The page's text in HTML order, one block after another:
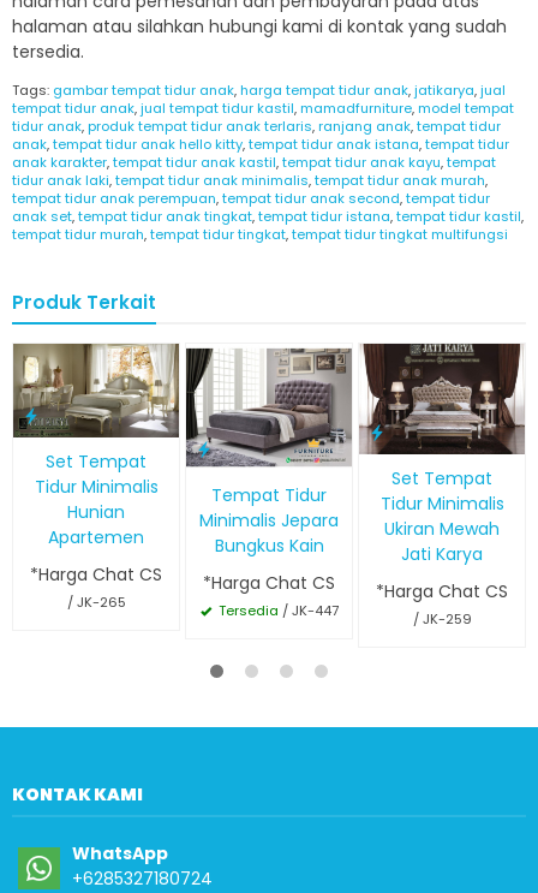
halaman atau silahkan hubungi kami di kontak yang sudah
tersedia.
Tags: gambar tempat tidur anak,harga tempat tidur anak,jatikarya,jual
tempat tidur anak,jual tempat tidur kastil,mamadfurniture,model tempat
tidur anak,produk tempat tidur anak terlaris,ranjang anak,tempat tidur
anak,tempat tidur anak hello kitty,tempat tidur anak istana,tempat tidur
anak karakter,tempat tidur anak kastil,tempat tidur anak kayu,tempat
tidur anak laki,tempat tidur anak minimalis,tempat tidur anak murah,
tempat tidur anak perempuan,tempat tidur anak second,tempat tidur
anak set,tempat tidur anak tingkat,tempat tidur istana,tempat tidur kastil,
tempat tidur murah,tempat tidur tingkat,tempat tidur tingkat multifungsi
Produk Terkait
Set Tempat
Tidur Minimalis
Hunian
Apartemen
*Harga Chat CS
/ JK-265
Tempat Tidur
Minimalis Jepara
Bungkus Kain
*Harga Chat CS
Tersedia / JK-447
Set Tempat
Tidur Minimalis
Ukiran Mewah
Jati Karya
*Harga Chat CS
/ JK-259
KONTAK KAMI
WhatsApp
+6285327180724